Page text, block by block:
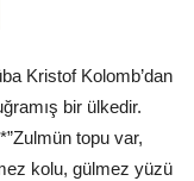
Kristof Kolomb’dan
bir ülkedir.
topu var,
kolu, gülmez yüzü